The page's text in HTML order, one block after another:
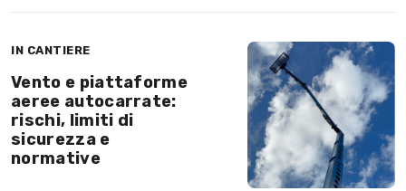
IN CANTIERE
Vento e piattaforme
aeree autocarrate:
rischi, limiti di
sicurezza e
normative